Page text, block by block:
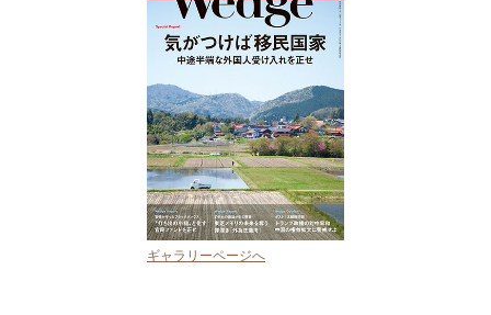
ギャラリーページへ